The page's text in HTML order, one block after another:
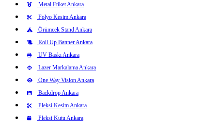
Metal Etiket Ankara
Folyo Kesim Ankara
Örümcek Stand Ankara
Roll Up Banner Ankara
UV Baskı Ankara
Lazer Markalama Ankara
One Way Vision Ankara
Backdrop Ankara
Pleksi Kesim Ankara
Pleksi Kutu Ankara